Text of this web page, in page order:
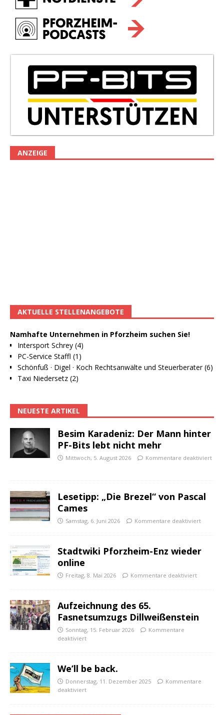
ANZEIGE
AKTUELLE STELLENANGEBOTE
Namhafte Unternehmen in Pforzheim suchen Sie!
Intersport Schrey (4)
PC-Service Staffl (1)
Schönfuß · Digel · Koch Rechtsanwälte und Steuerberater (6)
Taxi Niedersetz (2)
NEUESTE ARTIKEL
Besim Karadeniz: Der Mann hinter
PF-Bits lebt nicht mehr
Mittwoch, 5. August 2026 Kommentare deaktiviert
Lesetipp: „Die Brezel“ von Pascal
Cames
Samstag, 6. Juni 2026 Kommentare deaktiviert
Stadtwiki Pforzheim-Enz wieder
online
Freitag, 8. Mai 2026 Kommentare deaktiviert
Aufzeichnung des 65.
Fasnetsumzugs Dillweißenstein
Sonntag, 15. Februar 2026
Kommentare
deaktiviert
We’ll be back.
Donnerstag, 11. Dezember 2025
Kommentare
deaktiviert